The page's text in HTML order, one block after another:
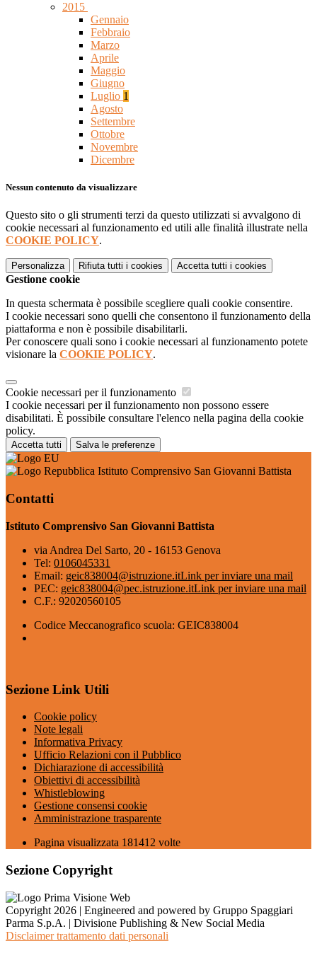
2015
Gennaio
Febbraio
Marzo
Aprile
Maggio
Giugno
Luglio 1
Agosto
Settembre
Ottobre
Novembre
Dicembre
Nessun contenuto da visualizzare
Questo sito o gli strumenti terzi da questo utilizzati si avvalgono di
cookie necessari al funzionamento ed utili alle finalità illustrate nella
COOKIE POLICY.
Personalizza Rifiuta tutti i cookies Accetta tutti i cookies
Gestione cookie
In questa schermata è possibile scegliere quali cookie consentire.
I cookie necessari sono quelli che consentono il funzionamento della
piattaforma e non è possibile disabilitarli.
Per conoscere quali sono i cookie necessari al funzionamento potete
visionare la COOKIE POLICY.
Cookie necessari per il funzionamento
I cookie necessari per il funzionamento non possono essere
disabilitati. È possibile consultare l'elenco nella pagina della cookie
policy.
Accetta tutti Salva le preferenze
Istituto Comprensivo San Giovanni Battista
Contatti
Istituto Comprensivo San Giovanni Battista
via Andrea Del Sarto, 20 - 16153 Genova
Tel: 0106045331
Email: geic838004@istruzione.itLink per inviare una mail
PEC: geic838004@pec.istruzione.itLink per inviare una mail
C.F.: 92020560105
Codice Meccanografico scuola: GEIC838004
Sezione Link Utili
Cookie policy
Note legali
Informativa Privacy
Ufficio Relazioni con il Pubblico
Dichiarazione di accessibilità
Obiettivi di accessibilità
Whistleblowing
Gestione consensi cookie
Amministrazione trasparente
Pagina visualizzata 181412 volte
Sezione Copyright
Copyright 2026 | Engineered and powered by Gruppo Spaggiari
Parma S.p.A. | Divisione Publishing & New Social Media
Disclaimer trattamento dati personali